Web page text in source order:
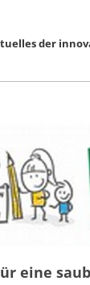
der
eine